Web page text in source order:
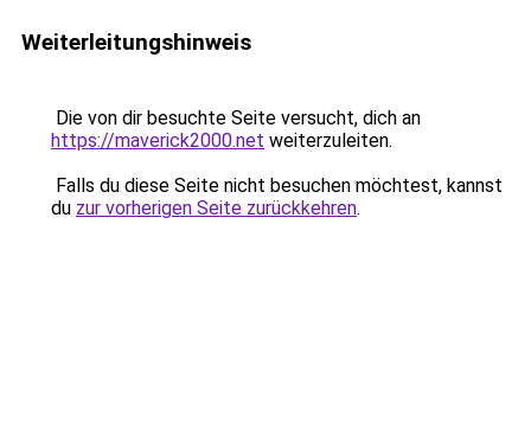
Weiterleitungshinweis
Die von dir besuchte Seite versucht, dich an
https://maverick2000.net weiterzuleiten.
Falls du diese Seite nicht besuchen möchtest, kannst
du zur vorherigen Seite zurückkehren.